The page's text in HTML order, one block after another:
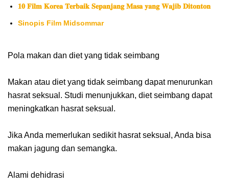
𝟏𝟎 𝐅𝐢𝐥𝐦 𝐊𝐨𝐫𝐞𝐚 𝐓𝐞𝐫𝐛𝐚𝐢𝐤 𝐒𝐞𝐩𝐚𝐧𝐣𝐚𝐧𝐠 𝐌𝐚𝐬𝐚 𝐲𝐚𝐧𝐠 𝐖𝐚𝐣𝐢𝐛 𝐃𝐢𝐭𝐨𝐧𝐭𝐨𝐧
Sinopis Film Midsommar
Pola makan dan diet yang tidak seimbang
Makan atau diet yang tidak seimbang dapat menurunkan
hasrat seksual. Studi menunjukkan, diet seimbang dapat
meningkatkan hasrat seksual.
Jika Anda memerlukan sedikit hasrat seksual, Anda bisa
makan jagung dan semangka.
Alami dehidrasi